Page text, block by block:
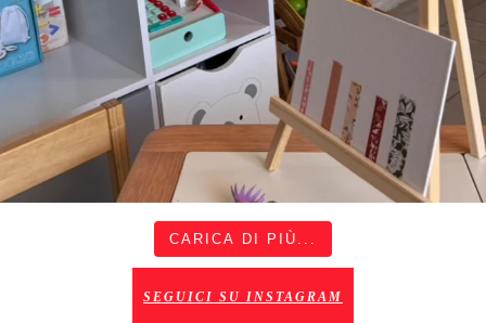
CARICA DI PIÙ...
SEGUICI SU INSTAGRAM